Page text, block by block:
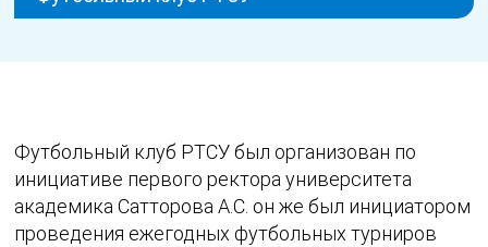
Футбольный клуб РТСУ был организован по
инициативе первого ректора университета
академика Сатторова А.С. он же был инициатором
проведения ежегодных футбольных турниров